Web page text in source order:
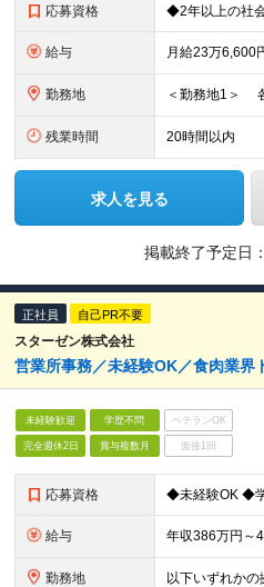
応募資格
給与
勤務地
残業時間 20時間以内
求人を見る
掲載終了予定日：
正社員 自己PR不要
スターゼン株式会社
営業所事務／未経験OK／食肉業界
未経験歓迎 学歴不問 ベテランOK
完全週休2日 賞与複数月 面接1回
応募資格 ◆未経験OK ◆
給与
勤務地